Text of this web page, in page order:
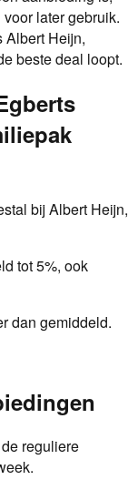
later gebruik.
Albert Heijn,
beste deal loopt.
bijAlbert Heijn,
tot5%, ook
dan gemiddeld.
reguliere